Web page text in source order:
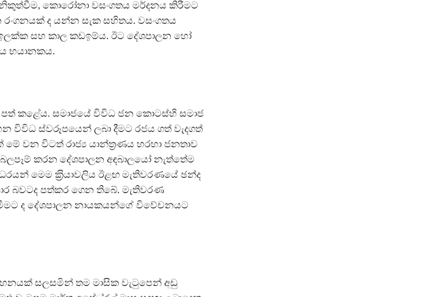
නිකුත්වීම, කොරෝනා වසංගතය මර්දනය කිරීමට
ද යන්න සැක සහිතය. වසංගතය
සහ කාල කඩඉම්ය. ඊට දේශපාලන හෝ
භයානකය.
පත් කළේය. සමාජයේ විවිධ ජන කොටස්හි සමාජ
විවිධ ස්වරූපයෙන් ලබා දීමට රජය ගත් වැදගත්
වන විටත් රාජ්‍ය යාන්ත‍්‍රණය හරහා ජනතාව
කරන දේශපාලන අඳබාලයෝ නැත්තේම
මෙම ක‍්‍රියාවලිය ඊළඟ මැතිවරණයේ ඡන්ද
බවටද පත්කර ගෙන තිබේ. මැතිවරණ
ද දේශපාලන නායකයන්ගේ විවේචනයට
සලසමින් තම මාසික වැටුපෙන් අඩු